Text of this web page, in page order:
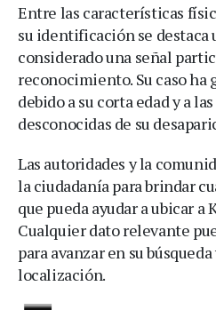
Entre las características
su identificación se
considerado una señal
reconocimiento. Su caso ha
debido a su corta edad y a
desconocidas de su
Las autoridades y la
la ciudadanía para brindar
que pueda ayudar a ubicar a
Cualquier dato relevante
para avanzar en su
localización.